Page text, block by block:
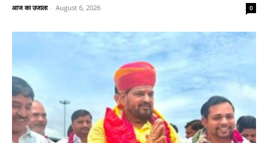
आज का उजाला - August 6, 2026 0